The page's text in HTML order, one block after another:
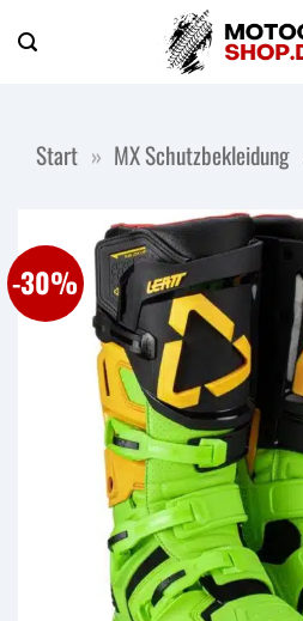
Inhalt
Start » MX Schutzbekleidung
-30%